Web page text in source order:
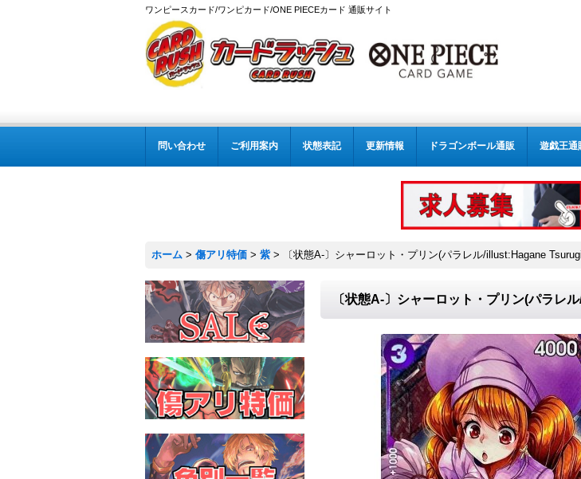
ワンピースカード/ワンピカード/ONE PIECEカード 通販サイト
問い合わせ ご利用案内 状態表記 更新情報 ドラゴンボール通販 遊戯王通
ホーム > 傷アリ特価 > 紫 > 〔状態A-〕シャーロット・プリン(パラレル/illust:Hagane
〔状態A-〕シャーロット・プリン(パラ